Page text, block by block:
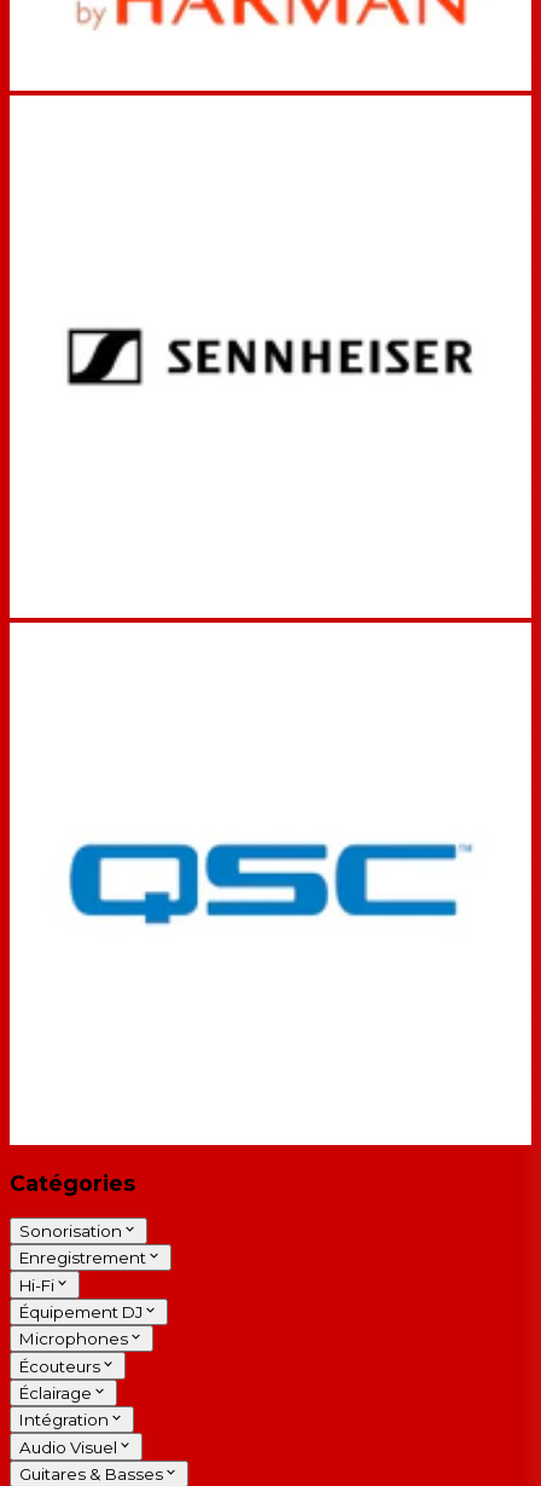
Catégories
Sonorisation
Enregistrement
Hi-Fi
Équipement DJ
Microphones
Écouteurs
Éclairage
Intégration
Audio Visuel
Guitares & Basses